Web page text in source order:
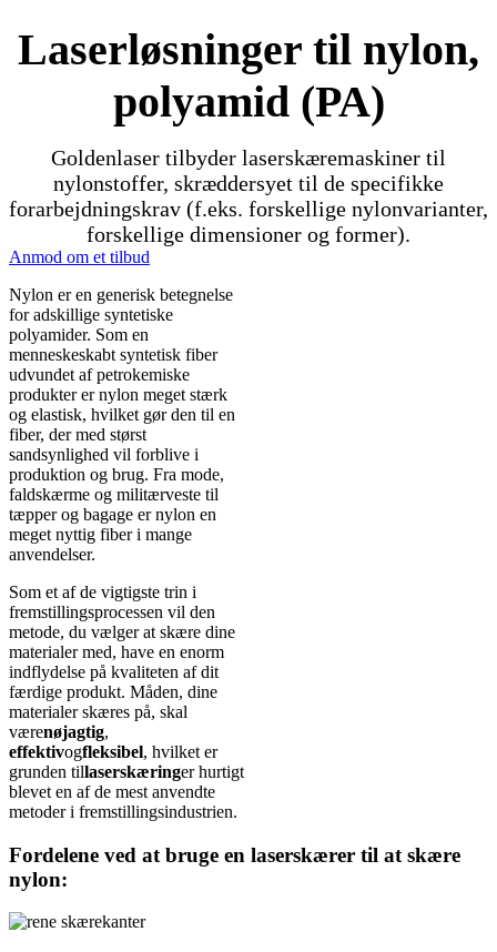
Laserløsninger til nylon,
polyamid (PA)
Goldenlaser tilbyder laserskæremaskiner til
nylonstoffer, skræddersyet til de specifikke
forarbejdningskrav (f.eks. forskellige nylonvarianter,
forskellige dimensioner og former).
Anmod om et tilbud
Nylon er en generisk betegnelse
for adskillige syntetiske
polyamider. Som en
menneskeskabt syntetisk fiber
udvundet af petrokemiske
produkter er nylon meget stærk
og elastisk, hvilket gør den til en
fiber, der med størst
sandsynlighed vil forblive i
produktion og brug. Fra mode,
faldskærme og militærveste til
tæpper og bagage er nylon en
meget nyttig fiber i mange
anvendelser.
Som et af de vigtigste trin i
fremstillingsprocessen vil den
metode, du vælger at skære dine
materialer med, have en enorm
indflydelse på kvaliteten af ​​dit
færdige produkt. Måden, dine
materialer skæres på, skal
værenøjagtig,
effektivogfleksibel, hvilket er
grunden tillaserskæringer hurtigt
blevet en af ​​de mest anvendte
metoder i fremstillingsindustrien.
Fordelene ved at bruge en laserskærer til at skære
nylon: